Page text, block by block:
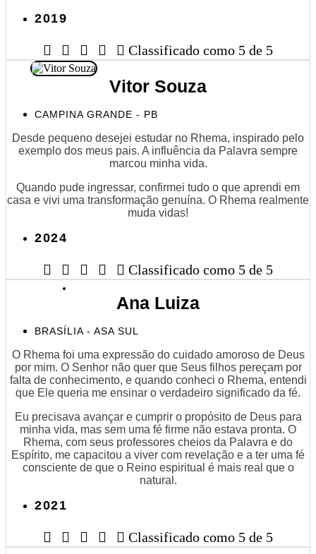
2019
     Classificado como 5 de 5
Vitor Souza
CAMPINA GRANDE - PB
Desde pequeno desejei estudar no Rhema, inspirado pelo
exemplo dos meus pais. A influência da Palavra sempre
marcou minha vida.
Quando pude ingressar, confirmei tudo o que aprendi em
casa e vivi uma transformação genuína. O Rhema realmente
muda vidas!
2024
     Classificado como 5 de 5
Ana Luiza
BRASÍLIA - ASA SUL
O Rhema foi uma expressão do cuidado amoroso de Deus
por mim. O Senhor não quer que Seus filhos pereçam por
falta de conhecimento, e quando conheci o Rhema, entendi
que Ele queria me ensinar o verdadeiro significado da fé.
Eu precisava avançar e cumprir o propósito de Deus para
minha vida, mas sem uma fé firme não estava pronta. O
Rhema, com seus professores cheios da Palavra e do
Espírito, me capacitou a viver com revelação e a ter uma fé
consciente de que o Reino espiritual é mais real que o
natural.
2021
     Classificado como 5 de 5